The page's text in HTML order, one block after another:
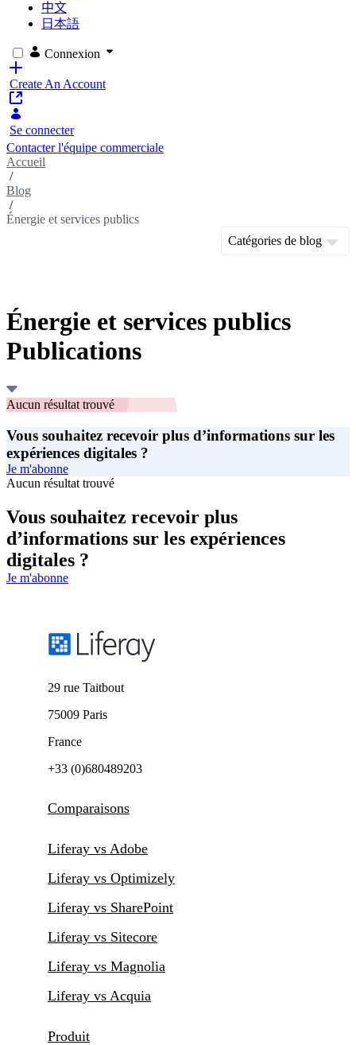
中文
日本語
Connexion
Create An Account
Se connecter
Contacter l'équipe commerciale
Accueil
/
Blog
/
Énergie et services publics
Catégories de blog
Énergie et services publics
Publications
Aucun résultat trouvé
Vous souhaitez recevoir plus d’informations sur les
expériences digitales ?
Je m'abonne
Aucun résultat trouvé
Vous souhaitez recevoir plus
d’informations sur les expériences
digitales ?
Je m'abonne
29 rue Taitbout
75009 Paris
France
+33 (0)680489203
Comparaisons
Liferay vs Adobe
Liferay vs Optimizely
Liferay vs SharePoint
Liferay vs Sitecore
Liferay vs Magnolia
Liferay vs Acquia
Produit